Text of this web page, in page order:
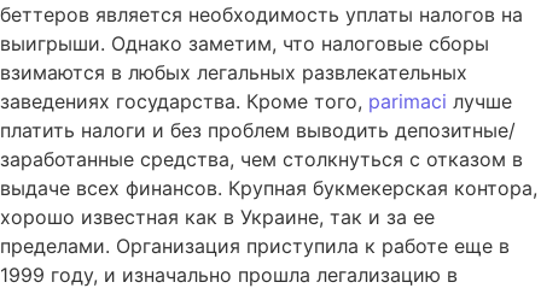
беттеров является необходимость уплаты налогов на
выигрыши. Однако заметим, что налоговые сборы
взимаются в любых легальных развлекательных
заведениях государства. Кроме того, parimaci лучше
платить налоги и без проблем выводить депозитные/
заработанные средства, чем столкнуться с отказом в
выдаче всех финансов. Крупная букмекерская контора,
хорошо известная как в Украине, так и за ее
пределами. Организация приступила к работе еще в
1999 году, и изначально прошла легализацию в